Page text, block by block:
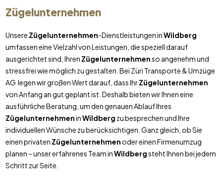
Zügelunternehmen
Unsere Zügelunternehmen-Dienstleistungen inWildberg
umfassen eine Vielzahl von Leistungen, die speziell darauf
ausgerichtet sind, Ihren Zügelunternehmenso angenehm und
stressfrei wie möglich zu gestalten. Bei Züri Transporte & Umzüge
AG legen wir großen Wert darauf, dass IhrZügelunternehmen
von Anfang an gut geplant ist. Deshalb bieten wir Ihnen eine
ausführliche Beratung, um den genauen Ablauf Ihres
ZügelunternehmeninWildberg zu besprechen und Ihre
individuellen Wünsche zu berücksichtigen. Ganz gleich, ob Sie
einen privaten Zügelunternehmenoder einen Firmenumzug
planen – unser erfahrenes Team inWildbergsteht Ihnen bei jedem
Schritt zur Seite.